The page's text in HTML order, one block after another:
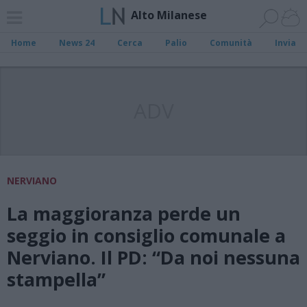
Alto Milanese
Home News 24 Cerca Palio Comunità Invia
NERVIANO
La maggioranza perde un
seggio in consiglio comunale a
Nerviano. Il PD: “Da noi nessuna
stampella”